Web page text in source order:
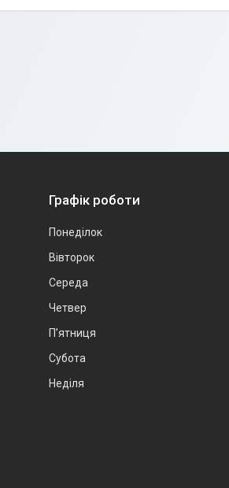
Графік роботи
Понеділок
Вівторок
Середа
Четвер
Пʼятниця
Субота
Неділя